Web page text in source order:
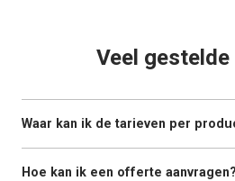
Veel gestelde
Waar kan ik de tarieven per
Hoe kan ik een offerte aanvragen?